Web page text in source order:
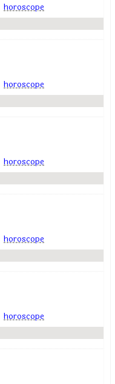
horoscope
horoscope
horoscope
horoscope
horoscope